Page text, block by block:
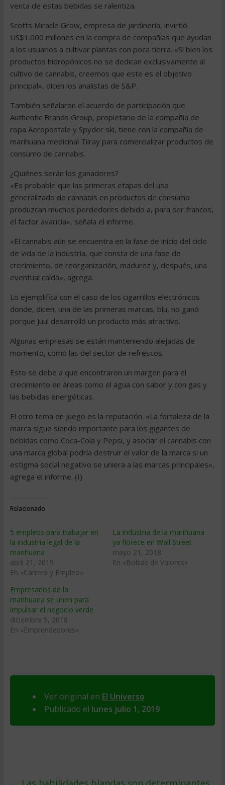
venta de estas bebidas se ralentiza.
Scotts Miracle Grow, empresa de jardinería, invirtió
US$1.000 millones en la compra de compañías que ayudan
a los usuarios a cultivar plantas con poca tierra. «Si bien los
productos hidropónicos no se dedican exclusivamente al
cultivo de cannabis, creemos que este es el objetivo
principal», dicen los analistas de S&P.
También señalaron el acuerdo de participación que
Authentic Brands Group, propietario de la compañía de
ropa Aeropostale y Spyder ski, tiene con la compañía de
marihuana medicinal Tilray para comercializar productos de
consumo de cannabis.
¿Quiénes serán los ganadores?
«Es probable que las primeras etapas del uso
generalizado de cannabis en productos de consumo
produzcan muchos perdedores debido a, para ser francos,
el factor avaricia», señala el informe.
«El cannabis aún se encuentra en la fase de inicio del ciclo
de vida de la industria, que consta de una fase de
crecimiento, de reorganización, madurez y, después, una
eventual caída», agrega.
Lo ejemplifica con el caso de los cigarrillos electrónicos
donde, dicen, una de las primeras marcas, blu, no ganó
porque Juul desarrolló un producto más atractivo.
Algunas empresas se están manteniendo alejadas de
momento, como las del sector de refrescos.
Esto se debe a que encontraron un margen para el
crecimiento en áreas como el agua con sabor y con gas y
las bebidas energéticas.
El otro tema en juego es la reputación. «La fortaleza de la
marca sigue siendo importante para los gigantes de
bebidas como Coca-Cola y Pepsi, y asociar el cannabis con
una marca global podría destruir el valor de la marca si un
estigma social negativo se uniera a las marcas principales»,
agrega el informe. (I)
Relacionado
5 empleos para trabajar en
la industria legal de la
marihuana
abril 21, 2019
En «Carrera y Empleo»
La industria de la marihuana
ya florece en Wall Street
mayo 21, 2018
En «Bolsas de Valores»
Empresarios de la
marihuana se unen para
impulsar el negocio verde
diciembre 5, 2018
En «Emprendedores»
Ver original en El Universo
Publicado el lunes julio 1, 2019